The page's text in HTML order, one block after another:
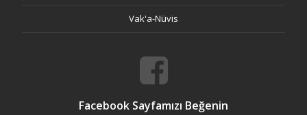
Vak'a-Nüvis
Facebook Sayfamızı Beğenin